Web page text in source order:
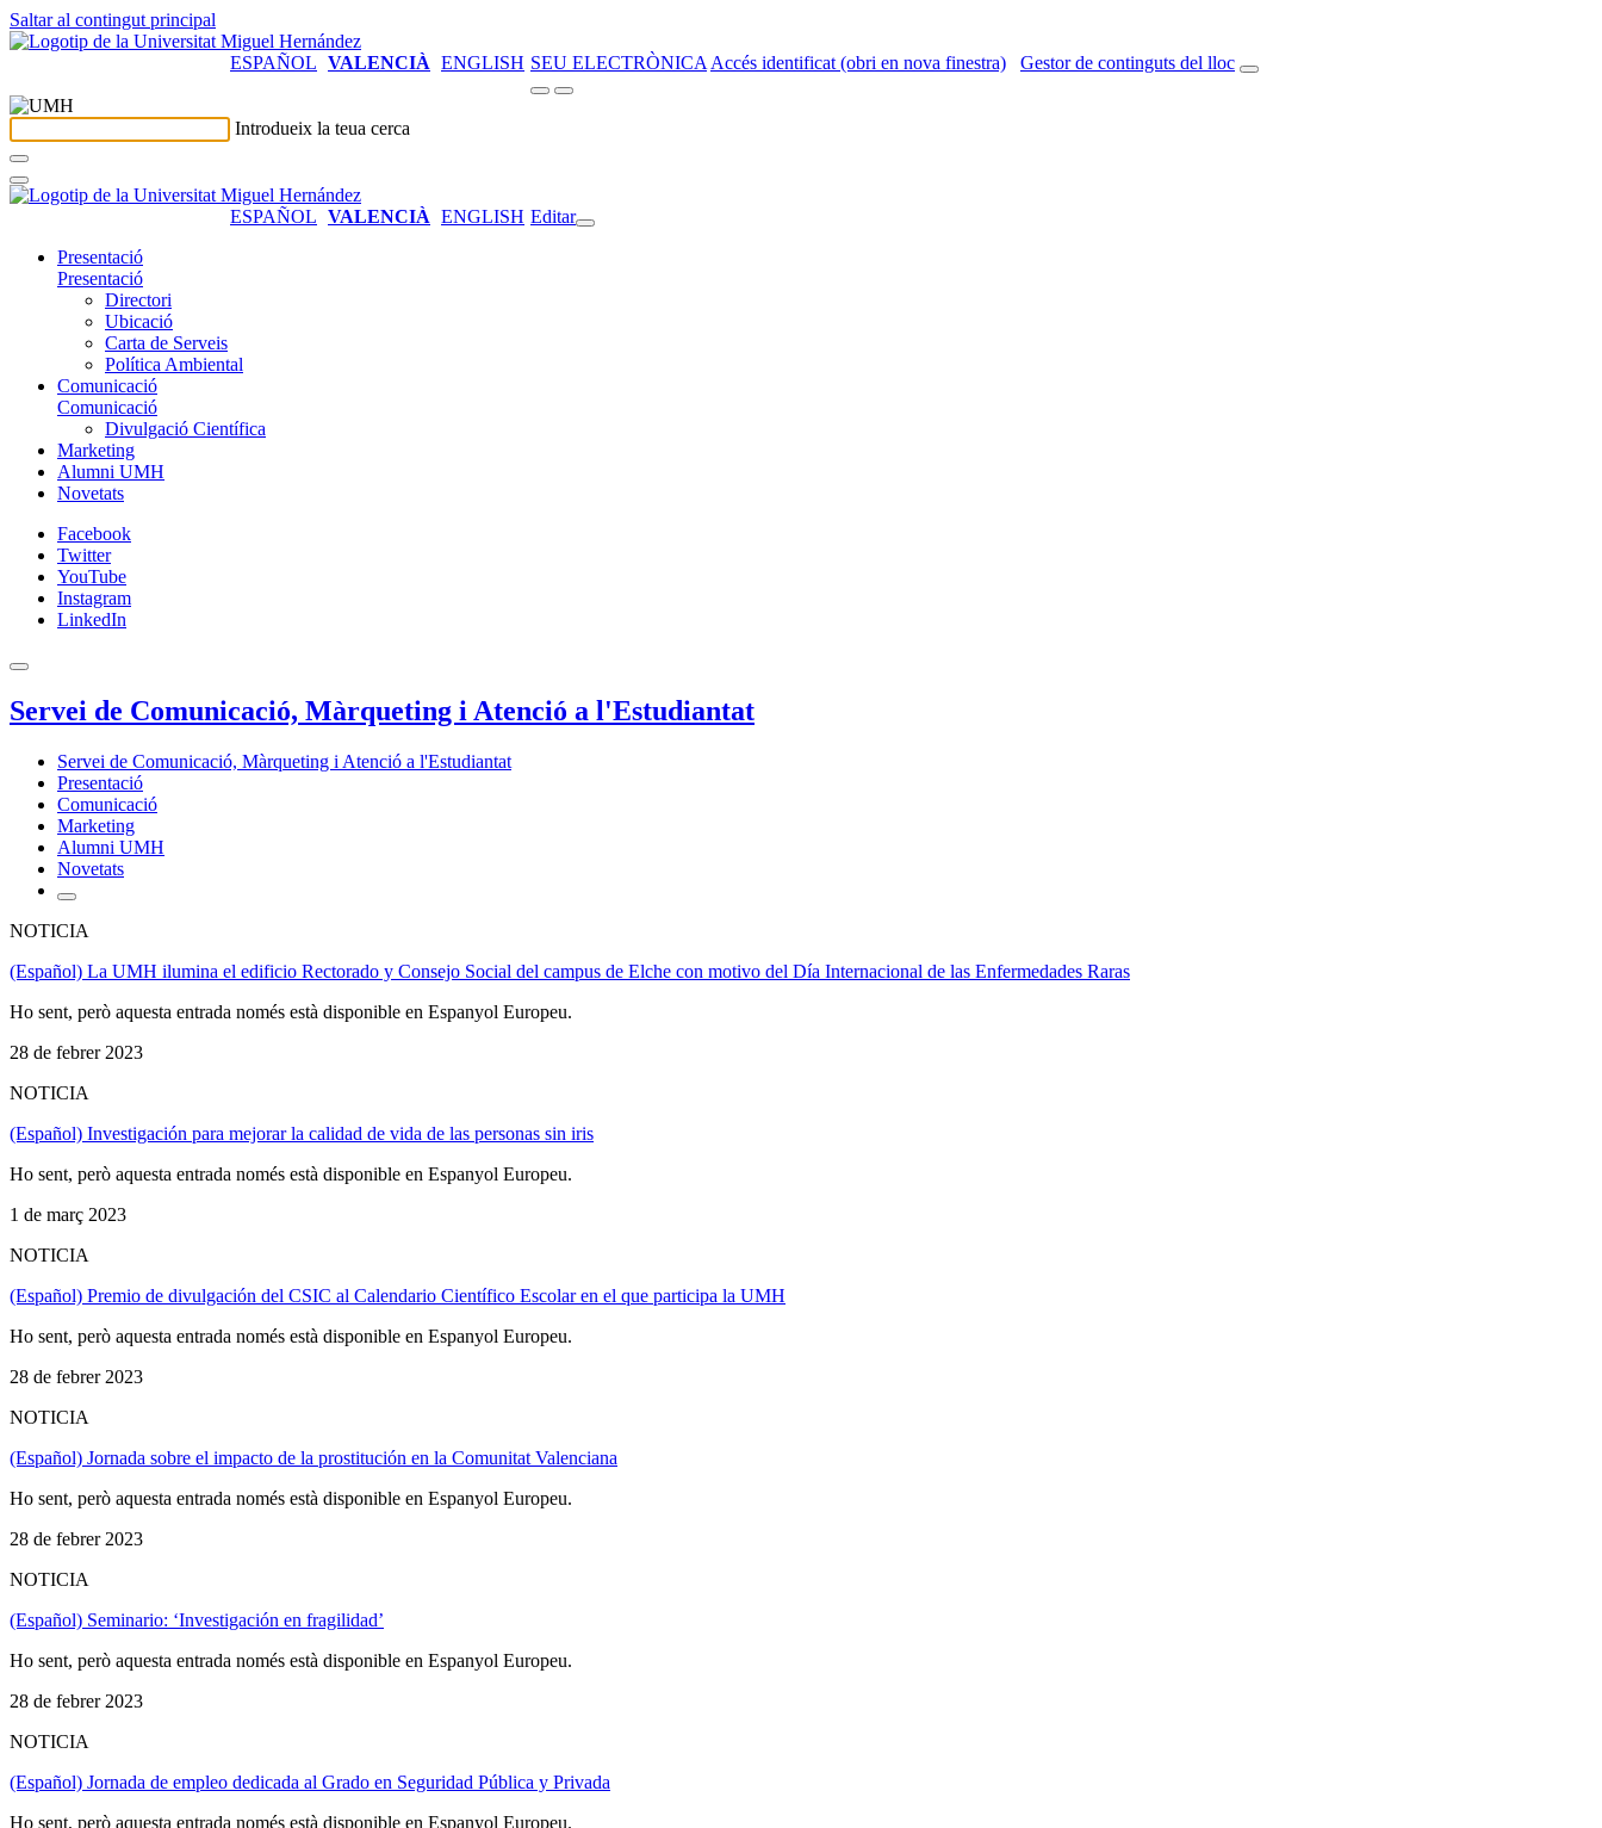
Saltar al contingut principal
ESPAÑOL VALENCIÀ ENGLISH SEU ELECTRÒNICA Accés identificat (obri en nova finestra) Gestor de continguts del lloc
Introdueix la teua cerca
ESPAÑOL VALENCIÀ ENGLISH Editar
Presentació
Presentació
Directori
Ubicació
Carta de Serveis
Política Ambiental
Comunicació
Comunicació
Divulgació Científica
Marketing
Alumni UMH
Novetats
Facebook
Twitter
YouTube
Instagram
LinkedIn
Servei de Comunicació, Màrqueting i Atenció a l'Estudiantat
Servei de Comunicació, Màrqueting i Atenció a l'Estudiantat
Presentació
Comunicació
Marketing
Alumni UMH
Novetats
NOTICIA
(Español) La UMH ilumina el edificio Rectorado y Consejo Social del campus de Elche con motivo del Día Internacional de las Enfermedades Raras
Ho sent, però aquesta entrada només està disponible en Espanyol Europeu.
28 de febrer 2023
NOTICIA
(Español) Investigación para mejorar la calidad de vida de las personas sin iris
Ho sent, però aquesta entrada només està disponible en Espanyol Europeu.
1 de març 2023
NOTICIA
(Español) Premio de divulgación del CSIC al Calendario Científico Escolar en el que participa la UMH
Ho sent, però aquesta entrada només està disponible en Espanyol Europeu.
28 de febrer 2023
NOTICIA
(Español) Jornada sobre el impacto de la prostitución en la Comunitat Valenciana
Ho sent, però aquesta entrada només està disponible en Espanyol Europeu.
28 de febrer 2023
NOTICIA
(Español) Seminario: ‘Investigación en fragilidad’
Ho sent, però aquesta entrada només està disponible en Espanyol Europeu.
28 de febrer 2023
NOTICIA
(Español) Jornada de empleo dedicada al Grado en Seguridad Pública y Privada
Ho sent, però aquesta entrada només està disponible en Espanyol Europeu.